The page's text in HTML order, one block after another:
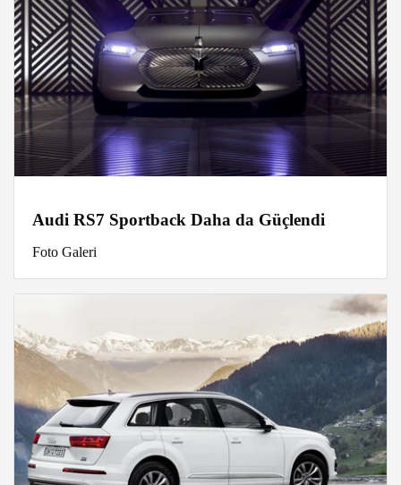
Audi RS7 Sportback Daha da Güçlendi
Foto Galeri